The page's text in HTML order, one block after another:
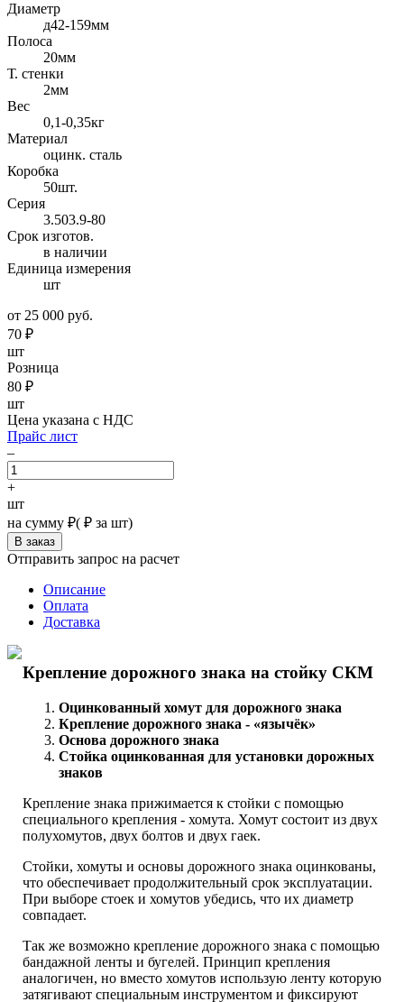
Диаметр
д42-159мм
Полоса
20мм
Т. стенки
2мм
Вес
0,1-0,35кг
Материал
оцинк. сталь
Коробка
50шт.
Серия
3.503.9-80
Cpoк изгoтoв.
в наличии
Единица измерения
шт
от 25 000 руб.
70 ₽
шт
Розница
80 ₽
шт
Цена указана с НДС
Прайс лист
–
+
шт
на сумму ₽( ₽ за шт)
Отправить запрос на расчет
Описание
Оплата
Доставка
Крепление дорожного знака на стойку СКМ
Оцинкованный хомут для дорожного знака
Крепление дорожного знака - «язычёк»
Основа дорожного знака
Стойка оцинкованная для установки дорожных
знаков
Крепление знака прижимается к стойки с помощью
специального крепления - хомута. Хомут состоит из двух
полухомутов, двух болтов и двух гаек.
Стойки, хомуты и основы дорожного знака оцинкованы,
что обеспечивает продолжительный срок эксплуатации.
При выборе стоек и хомутов убедись, что их диаметр
совпадает.
Так же возможно крепление дорожного знака с помощью
бандажной ленты и бугелей. Принцип крепления
аналогичен, но вместо хомутов использую ленту которую
затягивают специальным инструментом и фиксируют